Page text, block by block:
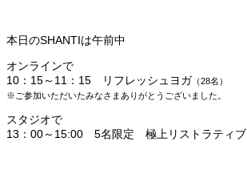
本日のSHANTIは午前中
オンラインで
10：15～11：15 リフレッシュヨガ （28名）
※ご参加いただいたみなさまありがとうございました。
スタジオで
13：00～15:00 5名限定 極上リストラティブ